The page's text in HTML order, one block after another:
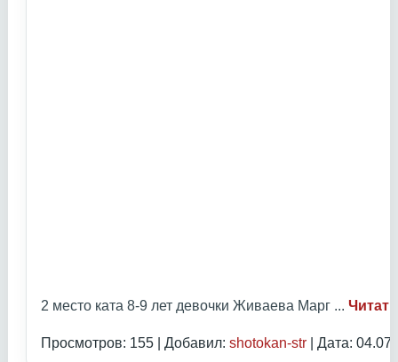
2 место ката 8-9 лет девочки Живаева Марг ...
Просмотров: 155 | Добавил: shotokan-str | Дата: